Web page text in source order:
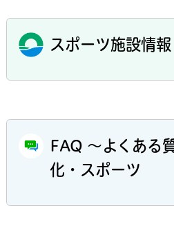
スポーツ施設情報
FAQ ～よくある
化・スポーツ